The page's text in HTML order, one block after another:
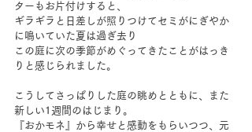
ターもお片付けすると、
ギラギラと日差しが照りつけてセミがにぎやか
に鳴いていた夏は過ぎ去り
この庭に次の季節がめぐってきたことがはっき
りと感じられました。
こうしてさっぱりした庭の眺めとともに、また
新しい1週間のはじまり。
『おかモネ』から幸せと感動をもらいつつ、元